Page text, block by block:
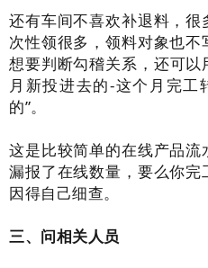
还有车间不喜欢补退料，
次性领很多，领料对象也
想要判断勾稽关系，还可以
月新投进去的-这个月完
的”。
这是比较简单的在线产品
漏报了在线数量，要么你
因得自己细查。
三、问相关人员